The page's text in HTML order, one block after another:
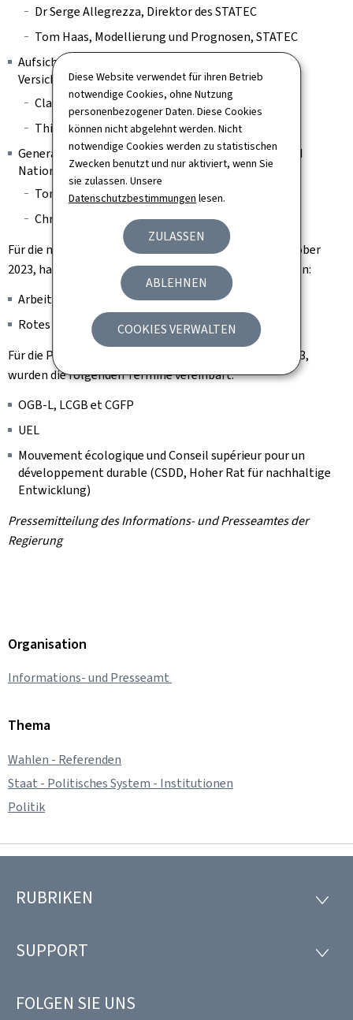
Diese Website verwendet für ihren Betrieb
notwendige Cookies, ohne Nutzung
personenbezogener Daten. Diese Cookies
können nicht abgelehnt werden. Nicht
notwendige Cookies werden zu statistischen
Zwecken benutzt und nur aktiviert, wenn Sie
sie zulassen. Unsere
Datenschutzbestimmungen lesen.
ZULASSEN
ABLEHNEN
COOKIES VERWALTEN
Dr Serge Allegrezza, Direktor des STATEC
Tom Haas, Modellierung und Prognosen, STATEC
Aufsichtskommission des Finanzsektors (CSSF) und
Versicherungsaufsicht (CAA):
Claude Marx, Generaldirektor der CSSF
Thierry Flamand, Vorsitzender der CAA
Generalinspektion der Sozialen Sicherheit (IGSS) und
Nationale Gesundheitskasse (CNS):
Tom Dominique, Direktor der IGSS
Christian Oberlé, Vorsitzender der CNS
Für die nächste Plenarsitzung am Freitag, den 13. Oktober
2023, hat der Formateur folgende Instanzen eingeladen:
Arbeitsagentur (ADEM)
Rotes Kreuz Luxemburg und Caritas Luxemburg
Für die Plenarsitzung am Montag, den 16. Oktober 2023,
wurden die folgenden Termine vereinbart:
OGB-L, LCGB et CGFP
UEL
Mouvement écologique und Conseil supérieur pour un
développement durable (CSDD, Hoher Rat für nachhaltige
Entwicklung)
Pressemitteilung des Informations- und Presseamtes der
Regierung
Organisation
Informations- und Presseamt
Thema
Wahlen - Referenden
Staat - Politisches System - Institutionen
Politik
Footer
RUBRIKEN
SUPPORT
FOLGEN SIE UNS